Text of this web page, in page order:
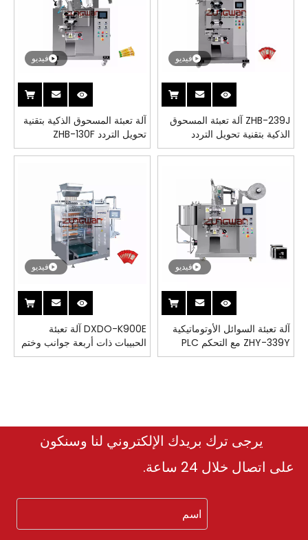
فيديو
ZHB-239J آلة تعبئة المسحوق
الذكية بتقنية تحويل التردد
فيديو
آلة تعبئة المسحوق الذكية بتقنية
تحويل التردد ZHB-130F
فيديو
آلة تعبئة السوائل الأوتوماتيكية
ZHY-339Y مع التحكم PLC
وشاشة اللمس
فيديو
DXDO-K900E آلة تعبئة
الحبيبات ذات أربعة جوانب وختم
متعدد الخطوط
يرجى ترك بريدك الإلكتروني لنا وسنكون
على اتصال خلال 24 ساعة.